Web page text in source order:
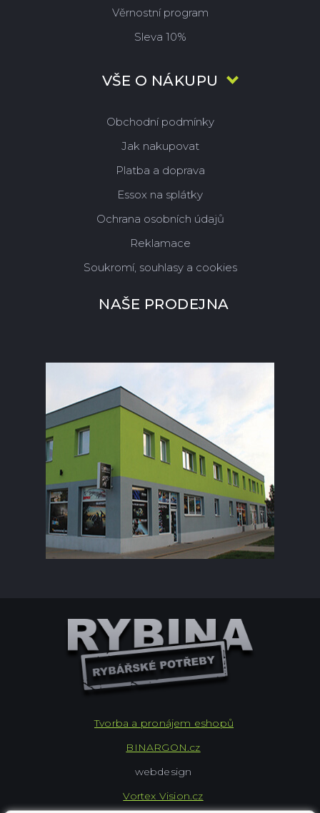
Věrnostní program
Sleva 10%
VŠE O NÁKUPU
Obchodní podmínky
Jak nakupovat
Platba a doprava
Essox na splátky
Ochrana osobních údajů
Reklamace
Soukromí, souhlasy a cookies
NAŠE PRODEJNA
Tvorba a pronájem eshopů
BINARGON.cz
webdesign
Vortex Vision.cz